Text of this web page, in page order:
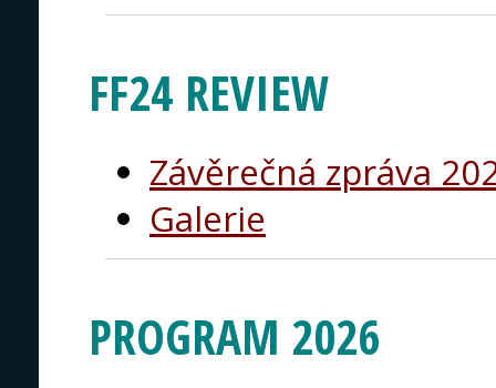
FF24 REVIEW
Závěrečná zpráva
Galerie
PROGRAM 2026